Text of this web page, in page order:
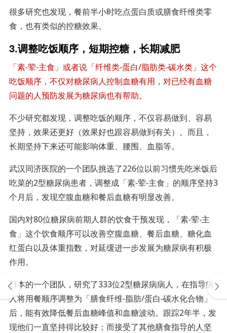
很多研究也发现，餐前半小时吃点蛋白质或膳食纤维类零
食，也有类似的控糖效果。
3.调整吃饭顺序，短期控糖，长期减肥
「素-荤-主食」或者说「纤维类-蛋白/脂肪类-碳水类」这个
吃饭顺序，不仅对糖尿病人控制血糖有用，对已经有血糖
问题的人预防发展为糖尿病也有帮助。
不少研究都发现，调整吃饭的顺序，不仅容易做到、容易
坚持，效果还更好（效果好也跟容易做到有关）。而且，
长期坚持下来还可能影响体重、腰围、血脂等。
武汉同济医院的一个团队挑选了226位以前习惯先吃米饭后
吃菜的2型糖尿病患者，调整成「素-荤-主食」的顺序坚持3
个月后，发现空腹血糖和餐后血糖有明显改善。
国内对80位糖尿病前期人群的饮食干预发现，「素-荤-主
食」这个饮食顺序可以改善空腹血糖、餐后血糖、糖化血
红蛋白以及体重指数，对延缓进一步发展为糖尿病有积极
作用。
日本的一个团队，研究了333位2型糖尿病病人，在指导病
人将用餐顺序调整为「膳食纤维-脂肪/蛋白-碳水化合物」
后，能有效降低餐后血糖峰值和血糖波动。跟踪2年半，发
现他们一直坚持得比较好；而接受了其他膳食指导的人坚